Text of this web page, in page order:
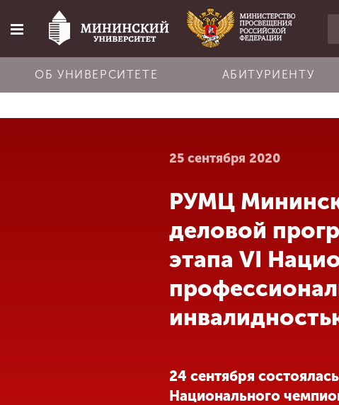
Главная
ОБ УНИВЕРСИТЕТЕ АБИТУРИЕНТУ
25 сентября 2020
РУМЦ
деловой
этапа VI
24 сентября
Национального